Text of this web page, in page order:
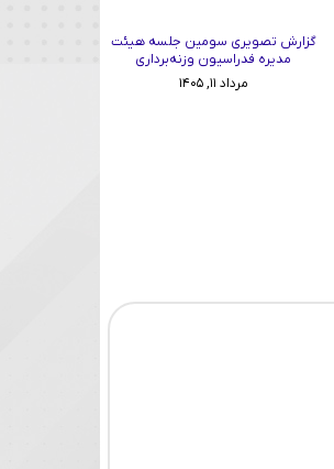
گزارش تصویری سومین جلسه هیئت
مدیره فدراسیون وزنه‌برداری
مرداد ۱۱, ۱۴۰۵